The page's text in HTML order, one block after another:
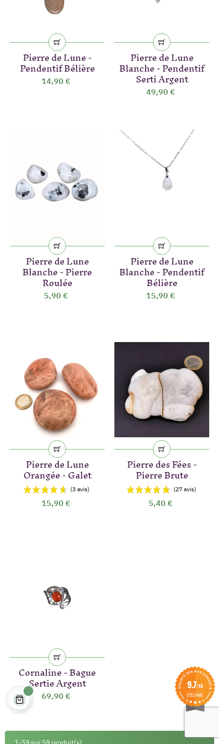
Pierre de Lune -
Pendentif Bélière
14,90 €
Pierre de Lune
Blanche - Pendentif
Serti Argent
49,90 €
Pierre de Lune
Blanche - Pierre
Roulée
5,90 €
Pierre de Lune
Blanche - Pendentif
Bélière
15,90 €
Pierre de Lune
Orangée - Galet
15,90 €
Pierre des Fées -
Pierre Brute
5,40 €
Cornaline - Bague
Sertie Argent
69,90 €
9.7/10
5752 AVIS